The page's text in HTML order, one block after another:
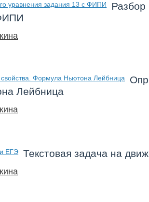
Разбор
Лейбница
Текстовая задача на